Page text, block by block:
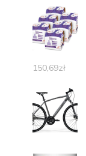
150,69zł